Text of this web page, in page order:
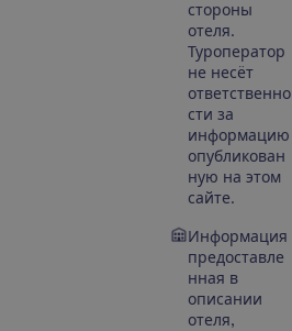
стороны
отеля.
Туроператор
не несёт
ответственно
сти за
информацию
опубликован
ную на этом
сайте.
Информация
предоставле
нная в
описании
отеля,